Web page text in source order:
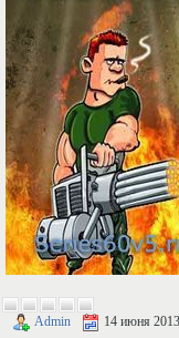
Admin 14 июня 2013